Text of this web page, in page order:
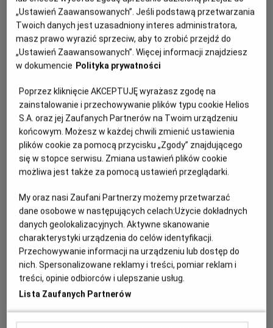
PREMIERA
8 marca 2024
REŻYSERIA
Mitchell
SCENARIUSZ
Berger, Mike Mitchell,
Stephanie Ma Stine
OPIS FILMU
Po ostatnich niebezpiecznych przygodach, w których
pokonał światowej klasy złoczyńców dzięki swojej
niezrównanej odwadze i szalonym umiejętnościom sztuk
walki, PO, Smoczy Wojownik zostaje wezwany przez
przeznaczenie, aby... dać sobie już spokój. A dokładniej, ma
zostać duchowym przywódcą Doliny Spokoju. Wiąże się z
tym kilka oczywistych problemów. Po pierwsze, PO wie tyle
samo o duchowym przywództwie, co o diecie paleo, a po
Wojownika, zanim będzie mógł objąć swoje nowe
stanowisko. Co gorsza, do gry wkracza czarodziejka-
Kameleona, maleńka jaszczurka, która może zmieniać
kształt w dowolne stworzenie, duże lub małe. PO będzie
potrzebował pomocy. Znajdzie ją u bystrej lisicy Zhen,
której umiejętności okażą się nieocenione. W dążeniu do
ochrony Doliny Spokoju przed Kameleoną, ten komediowy
przyjaciół można znaleźć w najbardziej nieoczekiwanych
„Ustawień Zaawansowanych”. Jeśli podstawą przetwarzania
Twoich danych jest uzasadniony interes administratora,
masz prawo wyrazić sprzeciw, aby to zrobić przejdź do
„Ustawień Zaawansowanych”. Więcej informacji znajdziesz
w dokumencie Polityka prywatności
Poprzez kliknięcie AKCEPTUJĘ wyrażasz zgodę na
zainstalowanie i przechowywanie plików typu cookie Helios
S.A. oraz jej Zaufanych Partnerów na Twoim urządzeniu
końcowym. Możesz w każdej chwili zmienić ustawienia
plików cookie za pomocą przycisku „Zgody” znajdującego
się w stopce serwisu. Zmiana ustawień plików cookie
możliwa jest także za pomocą ustawień przeglądarki.
My oraz nasi Zaufani Partnerzy możemy przetwarzać
dane osobowe w następujących celach:Użycie dokładnych
danych geolokalizacyjnych. Aktywne skanowanie
charakterystyki urządzenia do celów identyfikacji.
Przechowywanie informacji na urządzeniu lub dostęp do
nich. Spersonalizowane reklamy i treści, pomiar reklam i
treści, opinie odbiorców i ulepszanie usług.
Lista Zaufanych Partnerów